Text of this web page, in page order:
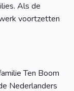
Als de
voortzetten
Ten Boom
Nederlanders